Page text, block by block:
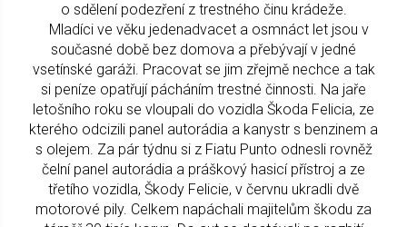
o sdělení podezření z trestného činu krádeže.
Mladíci ve věku jedenadvacet a osmnáct let jsou v
současné době bez domova a přebývají v jedné
vsetínské garáži. Pracovat se jim zřejmě nechce a tak
si peníze opatřují pácháním trestné činnosti. Na jaře
letošního roku se vloupali do vozidla Škoda Felicia, ze
kterého odcizili panel autorádia a kanystr s benzinem a
s olejem. Za pár týdnu si z Fiatu Punto odnesli rovněž
čelní panel autorádia a práškový hasicí přístroj a ze
třetího vozidla, Škody Felicie, v červnu ukradli dvě
motorové pily. Celkem napáchali majitelům škodu za